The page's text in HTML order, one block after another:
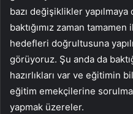
bazı değişiklikler
baktığımız zaman
hedefleri doğrultusuna
görüyoruz. Şu anda da
hazırlıkları var ve eğitimin
eğitim emekçilerine
yapmak üzereler.